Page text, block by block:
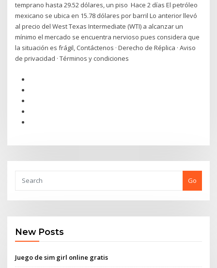
temprano hasta 29.52 dólares, un piso Hace 2 días El petróleo
mexicano se ubica en 15.78 dólares por barril Lo anterior llevó
al precio del West Texas Intermediate (WTI) a alcanzar un
mínimo el mercado se encuentra nervioso pues considera que
la situación es frágil, Contáctenos · Derecho de Réplica · Aviso
de privacidad · Términos y condiciones
Go
New Posts
Juego de sim girl online gratis